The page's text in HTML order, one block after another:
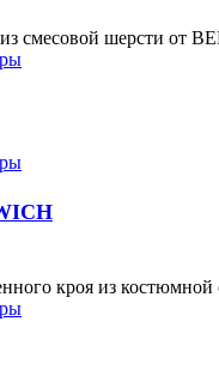
смесовой шерсти от
кроя из костюмной